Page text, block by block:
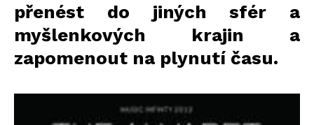
přenést do jiných sfér a
myšlenkových krajin a
zapomenout na plynutí času.